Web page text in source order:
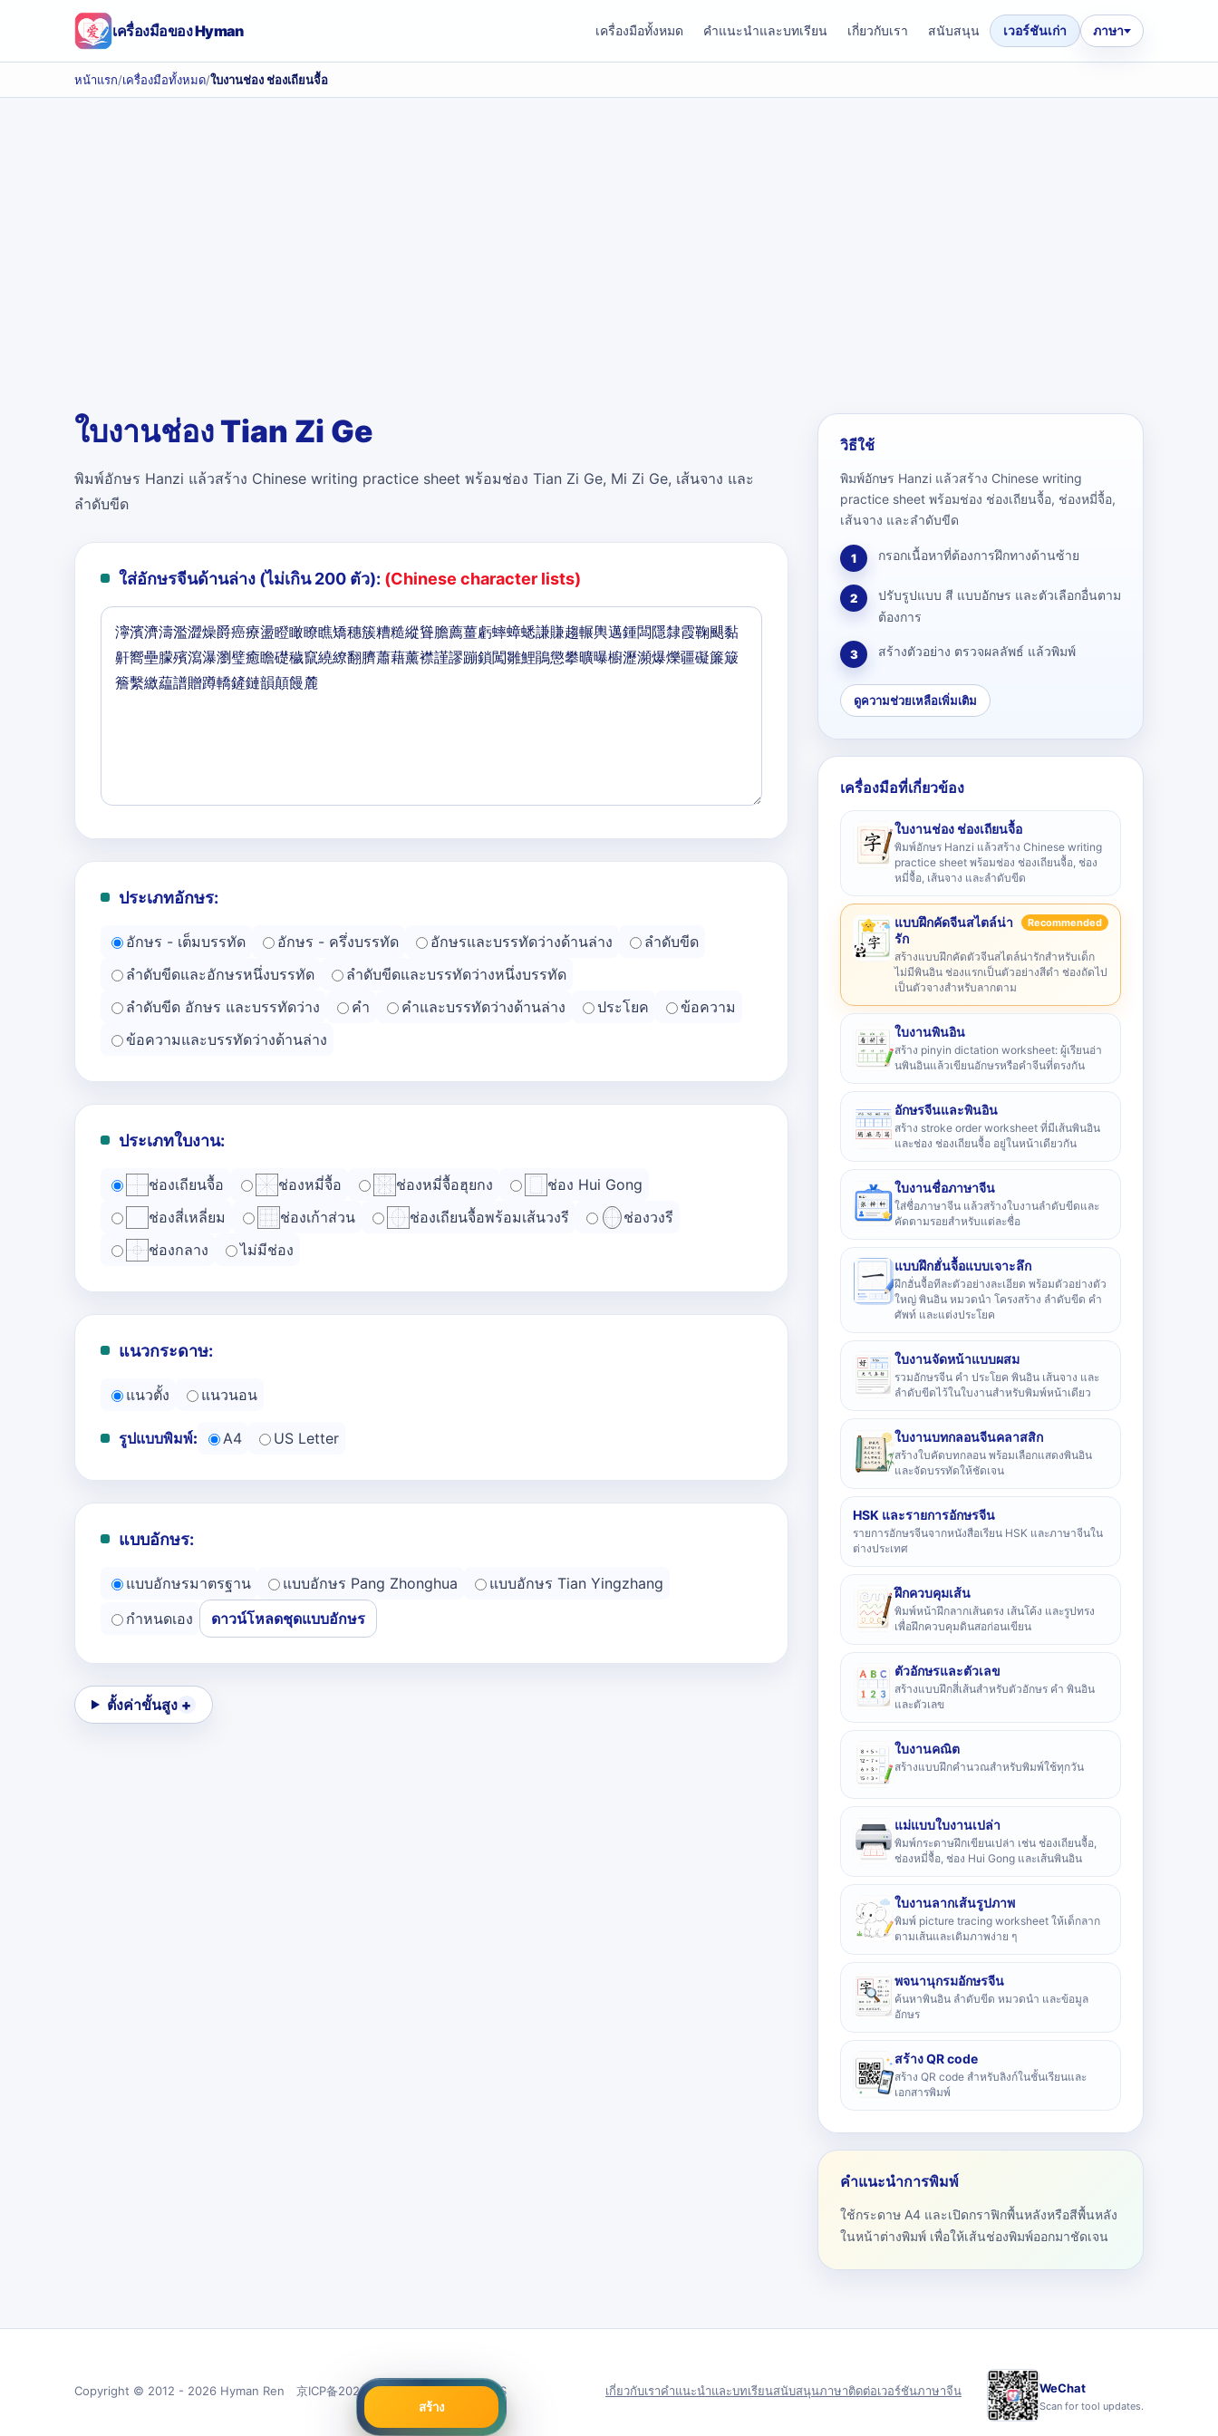
เครื่องมือของ Hyman เครื่องมือทั้งหมด คำแนะนำและบทเรียน เกี่ยวกับเรา สนับสนุน เวอร์ชันเก่า ภาษา
หน้าแรก/เครื่องมือทั้งหมด/ใบงานช่อง ช่องเถียนจื้อ
ใบงานช่อง Tian Zi Ge
พิมพ์อักษร Hanzi แล้วสร้าง Chinese writing practice sheet พร้อมช่อง Tian Zi Ge, Mi Zi Ge, เส้นจาง และ
ลำดับขีด
ใส่อักษรจีนด้านล่าง (ไม่เกิน 200 ตัว): (Chinese character lists)
ประเภทอักษร:
อักษร - เต็มบรรทัด อักษร - ครึ่งบรรทัด อักษรและบรรทัดว่างด้านล่าง
ลำดับขีด
ลำดับขีดและอักษรหนึ่งบรรทัด
ลำดับขีดและบรรทัดว่างหนึ่งบรรทัด
ลำดับขีด อักษร และบรรทัดว่าง
คำ คำและบรรทัดว่างด้านล่าง ประโยค
ข้อความ
ข้อความและบรรทัดว่างด้านล่าง
ประเภทใบงาน:
ช่องเถียนจื้อ ช่องหมี่จื้อ ช่องหมี่จื้อฮุยกง
ช่อง Hui Gong
ช่องสี่เหลี่ยม
ช่องเก้าส่วน ช่องเถียนจื้อพร้อมเส้นวงรี
ช่องวงรี
ช่องกลาง
ไม่มีช่อง
แนวกระดาษ:
แนวตั้ง แนวนอน
รูปแบบพิมพ์: A4 US Letter
แบบอักษร:
แบบอักษรมาตรฐาน แบบอักษร Pang Zhonghua
แบบอักษร Tian Yingzhang
กำหนดเอง
ดาวน์โหลดชุดแบบอักษร
ตั้งค่าขั้นสูง
สร้าง
วิธีใช้
พิมพ์อักษร Hanzi แล้วสร้าง Chinese writing
practice sheet พร้อมช่อง ช่องเถียนจื้อ, ช่องหมี่จื้อ,
เส้นจาง และลำดับขีด
1 กรอกเนื้อหาที่ต้องการฝึกทางด้านซ้าย
2
ปรับรูปแบบ สี แบบอักษร และตัวเลือกอื่นตาม
ต้องการ
3 สร้างตัวอย่าง ตรวจผลลัพธ์ แล้วพิมพ์
ดูความช่วยเหลือเพิ่มเติม
เครื่องมือที่เกี่ยวข้อง
ใบงานช่อง ช่องเถียนจื้อ
พิมพ์อักษร Hanzi แล้วสร้าง Chinese writing
practice sheet พร้อมช่อง ช่องเถียนจื้อ, ช่อง
หมี่จื้อ, เส้นจาง และลำดับขีด
แบบฝึกคัดจีนสไตล์น่า
รัก
Recommended
สร้างแบบฝึกคัดตัวจีนสไตล์น่ารักสำหรับเด็ก
ไม่มีพินอิน ช่องแรกเป็นตัวอย่างสีดำ ช่องถัดไป
เป็นตัวจางสำหรับลากตาม
ใบงานพินอิน
สร้าง pinyin dictation worksheet: ผู้เรียนอ่า
นพินอินแล้วเขียนอักษรหรือคำจีนที่ตรงกัน
อักษรจีนและพินอิน
สร้าง stroke order worksheet ที่มีเส้นพินอิน
และช่อง ช่องเถียนจื้อ อยู่ในหน้าเดียวกัน
ใบงานชื่อภาษาจีน
ใส่ชื่อภาษาจีน แล้วสร้างใบงานลำดับขีดและ
คัดตามรอยสำหรับแต่ละชื่อ
แบบฝึกฮั่นจื้อแบบเจาะลึก
ฝึกฮั่นจื้อทีละตัวอย่างละเอียด พร้อมตัวอย่างตัว
ใหญ่ พินอิน หมวดนำ โครงสร้าง ลำดับขีด คำ
ศัพท์ และแต่งประโยค
ใบงานจัดหน้าแบบผสม
รวมอักษรจีน คำ ประโยค พินอิน เส้นจาง และ
ลำดับขีดไว้ในใบงานสำหรับพิมพ์หน้าเดียว
ใบงานบทกลอนจีนคลาสสิก
สร้างใบคัดบทกลอน พร้อมเลือกแสดงพินอิน
และจัดบรรทัดให้ชัดเจน
HSK และรายการอักษรจีน
รายการอักษรจีนจากหนังสือเรียน HSK และภาษาจีนใน
ต่างประเทศ
ฝึกควบคุมเส้น
พิมพ์หน้าฝึกลากเส้นตรง เส้นโค้ง และรูปทรง
เพื่อฝึกควบคุมดินสอก่อนเขียน
ตัวอักษรและตัวเลข
สร้างแบบฝึกสี่เส้นสำหรับตัวอักษร คำ พินอิน
และตัวเลข
ใบงานคณิต
สร้างแบบฝึกคำนวณสำหรับพิมพ์ใช้ทุกวัน
แม่แบบใบงานเปล่า
พิมพ์กระดาษฝึกเขียนเปล่า เช่น ช่องเถียนจื้อ,
ช่องหมี่จื้อ, ช่อง Hui Gong และเส้นพินอิน
ใบงานลากเส้นรูปภาพ
พิมพ์ picture tracing worksheet ให้เด็กลาก
ตามเส้นและเติมภาพง่าย ๆ
พจนานุกรมอักษรจีน
ค้นหาพินอิน ลำดับขีด หมวดนำ และข้อมูล
อักษร
สร้าง QR code
สร้าง QR code สำหรับลิงก์ในชั้นเรียนและ
เอกสารพิมพ์
คำแนะนำการพิมพ์
ใช้กระดาษ A4 และเปิดกราฟิกพื้นหลังหรือสีพื้นหลัง
ในหน้าต่างพิมพ์ เพื่อให้เส้นช่องพิมพ์ออกมาชัดเจน
Copyright © 2012 - 2026 Hyman Ren 京ICP备2021026679号 Server in: US เกี่ยวกับเราคำแนะนำและบทเรียนสนับสนุนภาษาติดต่อเวอร์ชันภาษาจีน WeChat
Scan for tool updates.